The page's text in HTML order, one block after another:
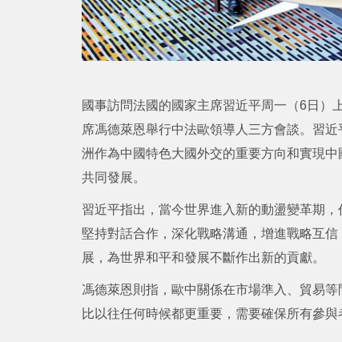
國事訪問法國的國家主席習近平周一（6日）
席馮德萊恩舉行中法歐領導人三方會談。習
洲作為中國特色大國外交的重要方向和實現
共同發展。
習近平指出，當今世界進入新的動盪變革期
堅持對話合作，深化戰略溝通，增進戰略互
展，為世界和平和發展不斷作出新的貢獻。
馮德萊恩則指，歐中關係在市場準入、貿易
比以往任何時候都更重要，需要確保所有參與